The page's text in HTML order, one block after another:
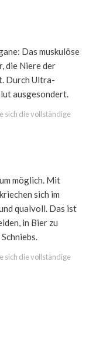
Das muskulöse
die Niere der
Durch Ultra-
ausgesondert.
sich die vollständige
möglich. Mit
sich im
qualvoll. Das ist
in Bier zu
sich die vollständige